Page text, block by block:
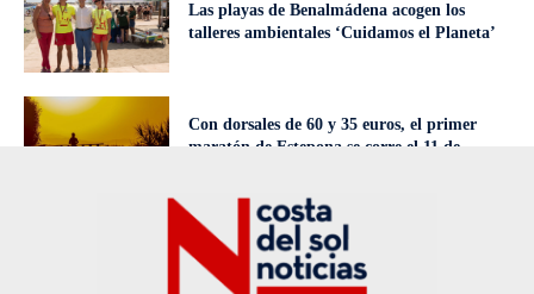
Las playas de Benalmádena acogen los
talleres ambientales ‘Cuidamos el Planeta’
Con dorsales de 60 y 35 euros, el primer
maratón de Estepona se corre el 11 de